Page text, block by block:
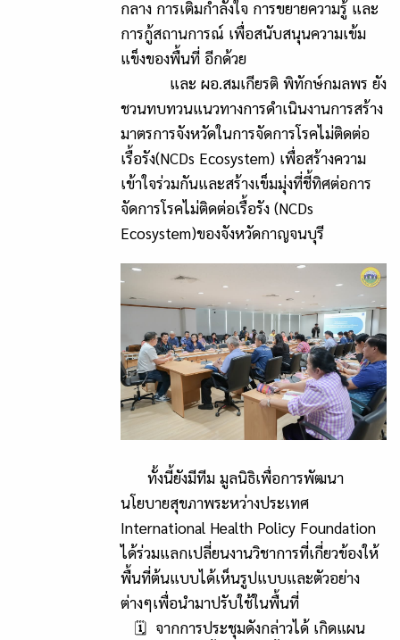
กลาง การเติมกำลังใจ การขยายความรู้ และ
การกู้สถานการณ์ เพื่อสนับสนุนความเข้ม
แข็งของพื้นที่ อีกด้วย
และ ผอ.สมเกียรติ พิทักษ์กมลพร ยัง
ชวนทบทวนแนวทางการดำเนินงานการสร้าง
มาตรการจังหวัดในการจัดการโรคไม่ติดต่อ
เรื้อรัง(NCDs Ecosystem) เพื่อสร้างความ
เข้าใจร่วมกันและสร้างเข็มมุ่งที่ชี้ทิศต่อการ
จัดการโรคไม่ติดต่อเรื้อรัง (NCDs
Ecosystem)ของจังหวัดกาญจนบุรี
ทั้งนี้ยังมีทีม มูลนิธิเพื่อการพัฒนา
นโยบายสุขภาพระหว่างประเทศ
International Health Policy Foundation
ได้ร่วมแลกเปลี่ยนงานวิชาการที่เกี่ยวข้องให้
พื้นที่ต้นแบบได้เห็นรูปแบบและตัวอย่าง
ต่างๆเพื่อนำมาปรับใช้ในพื้นที่
🗓 จากการประชุมดังกล่าวได้ เกิดแผน